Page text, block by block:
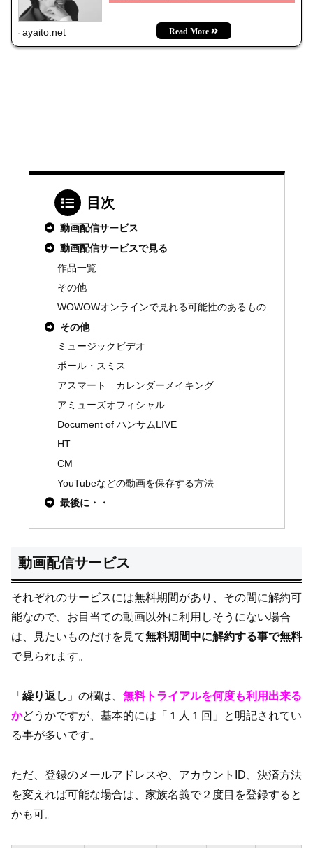
ayaito.net
目次
動画配信サービス
動画配信サービスで見る
作品一覧
その他
WOWOWオンラインで見れる可能性のあるもの
その他
ミュージックビデオ
ポール・スミス
アスマート カレンダーメイキング
アミューズオフィシャル
Document of ハンサムLIVE
HT
CM
YouTubeなどの動画を保存する方法
最後に・・
動画配信サービス
それぞれのサービスには無料期間があり、その間に解約可
能なので、お目当ての動画以外に利用しそうにない場合
は、見たいものだけを見て無料期間中に解約する事で無料
で見られます。
「 繰り返し 」の欄は、 無料トライアルを何度も利用出来る
かどうかですが、基本的には「１人１回」と明記されてい
る事が多いです。
ただ、登録のメールアドレスや、アカウントID、決済方法
を変えれば可能な場合は、家族名義で２度目を登録すると
かも可。